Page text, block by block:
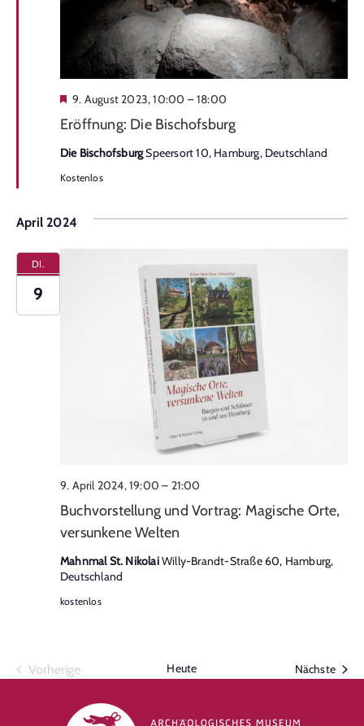
Eröffnung: Die Bischofsburg
Hervorgehoben
9. August 2023, 10:00 –18:00
Die BischofsburgSpeersort 10, Hamburg, Deutschland
Kostenlos
April 2024
DI.
9
Buchvorstellung und Vortrag: Magische Orte,
versunkene Welten
9. April 2024, 19:00 – 21:00
Mahnmal St. NikolaiWilly-Brandt-Straße 60, Hamburg,
Deutschland
kostenlos
VorherigeVeranstaltungenHeute Nächste